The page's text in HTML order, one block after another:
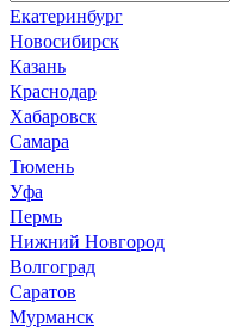
Екатеринбург
Новосибирск
Казань
Краснодар
Хабаровск
Самара
Тюмень
Уфа
Пермь
Нижний Новгород
Волгоград
Саратов
Мурманск